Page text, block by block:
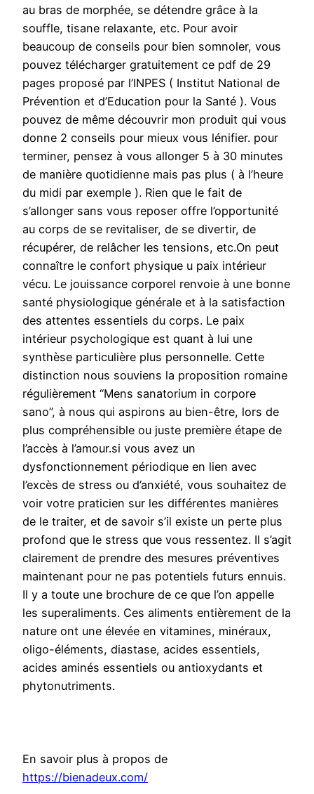
au bras de morphée, se détendre grâce à la
souffle, tisane relaxante, etc. Pour avoir
beaucoup de conseils pour bien somnoler, vous
pouvez télécharger gratuitement ce pdf de 29
pages proposé par l’INPES ( Institut National de
Prévention et d’Education pour la Santé ). Vous
pouvez de même découvrir mon produit qui vous
donne 2 conseils pour mieux vous lénifier. pour
terminer, pensez à vous allonger 5 à 30 minutes
de manière quotidienne mais pas plus ( à l’heure
du midi par exemple ). Rien que le fait de
s’allonger sans vous reposer offre l’opportunité
au corps de se revitaliser, de se divertir, de
récupérer, de relâcher les tensions, etc.On peut
connaître le confort physique u paix intérieur
vécu. Le jouissance corporel renvoie à une bonne
santé physiologique générale et à la satisfaction
des attentes essentiels du corps. Le paix
intérieur psychologique est quant à lui une
synthèse particulière plus personnelle. Cette
distinction nous souviens la proposition romaine
régulièrement “Mens sanatorium in corpore
sano”, à nous qui aspirons au bien-être, lors de
plus compréhensible ou juste première étape de
l’accès à l’amour.si vous avez un
dysfonctionnement périodique en lien avec
l’excès de stress ou d’anxiété, vous souhaitez de
voir votre praticien sur les différentes manières
de le traiter, et de savoir s’il existe un perte plus
profond que le stress que vous ressentez. Il s’agit
clairement de prendre des mesures préventives
maintenant pour ne pas potentiels futurs ennuis.
Il y a toute une brochure de ce que l’on appelle
les superaliments. Ces aliments entièrement de la
nature ont une élevée en vitamines, minéraux,
oligo-éléments, diastase, acides essentiels,
acides aminés essentiels ou antioxydants et
phytonutriments.
En savoir plus à propos de
https://bienadeux.com/